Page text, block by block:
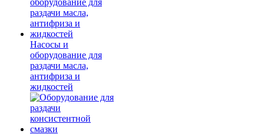
Насосы и
оборудование для
раздачи масла,
антифриза и
жидкостей